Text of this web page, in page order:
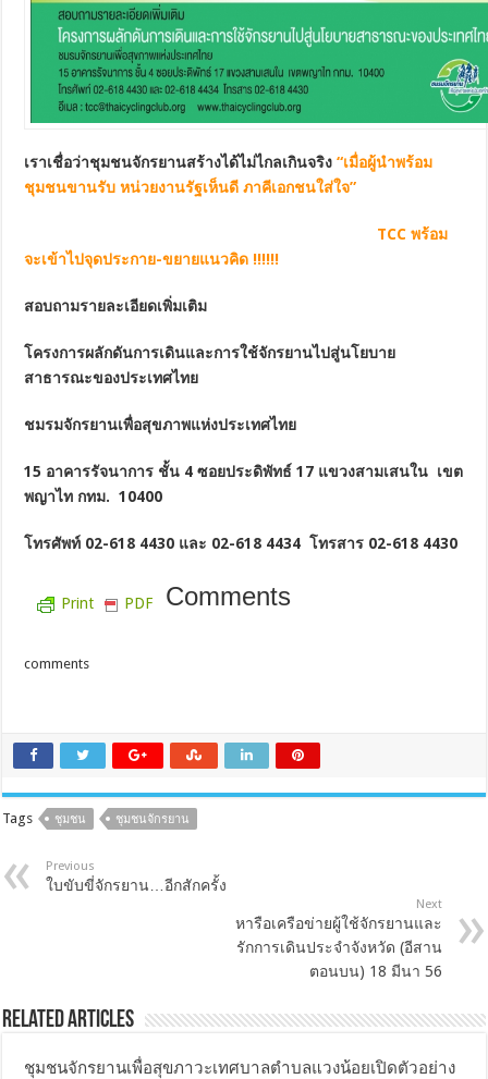
เราเชื่อว่าชุมชนจักรยานสร้างได้ไม่ไกลเกินจริง “เมื่อผู้นำพร้อม
ชุมชนขานรับ หน่วยงานรัฐเห็นดี ภาคีเอกชนใส่ใจ”
TCC พร้อม
จะเข้าไปจุดประกาย-ขยายแนวคิด !!!!!!
สอบถามรายละเอียดเพิ่มเติม
โครงการผลักดันการเดินและการใช้จักรยานไปสู่นโยบาย
สาธารณะของประเทศไทย
ชมรมจักรยานเพื่อสุขภาพแห่งประเทศไทย
15 อาคารรัจนาการ ชั้น 4 ซอยประดิพัทธ์ 17 แขวงสามเสนใน เขต
พญาไท กทม. 10400
โทรศัพท์ 02-618 4430 และ 02-618 4434 โทรสาร 02-618 4430
Print PDF Comments
comments
Tags ชุมชน ชุมชนจักรยาน
Previous
ใบขับขี่จักรยาน…อีกสักครั้ง
Next
หารือเครือข่ายผู้ใช้จักรยานและ
รักการเดินประจำจังหวัด (อีสาน
ตอนบน) 18 มีนา 56
Related Articles
ชุมชนจักรยานเพื่อสุขภาวะเทศบาลตำบลแวงน้อยเปิดตัวอย่าง